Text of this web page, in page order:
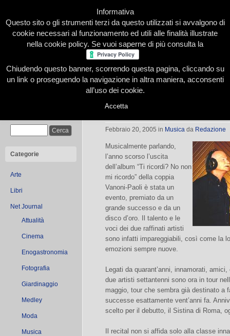
Home Presentazione Redazione Le nostre firme
Categorie
Arte
Libri
Net Journal
Attualità
Cinema
Enogastronomia
Fotografia
Giardinaggio
Medley
Moda
Musica
“Ti ricordi? No non mi ricordo”
Febbraio 20, 2005 in Musica da Redazione
Musicalmente parlando,
l’anno scorso l’uscita
dell’album “Ti ricordi? No non
mi ricordo” della coppia
Vanoni-Paoli è stata un
evento, premiato da un
grande successo e da un
disco d’oro. Il talento e le
voci dei due raffinati artisti
sono infatti impareggiabili, così come la
emozioni sempre nuove.
Legati da quarant’anni, innamorati,
due artisti settantenni sono ora in tour
maggio, tour che sembra già destinato
successe esattamente vent’anni fa.
scelto per il debutto, il Sistina di Roma,
Il recital non si affida solo alla classe
Informativa
Questo sito o gli strumenti terzi da questo utilizzati si avvalgono di
cookie necessari al funzionamento ed utili alle finalità illustrate
nella cookie policy. Se vuoi saperne di più consulta la
Chiudendo questo banner, scorrendo questa pagina, cliccando su
un link o proseguendo la navigazione in altra maniera, acconsenti
all’uso dei cookie.
Accetta